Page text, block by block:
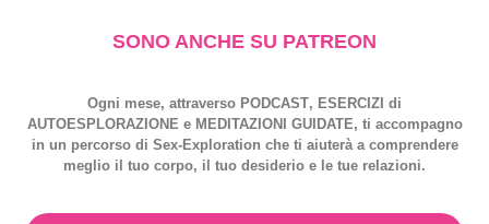
SONO ANCHE SU PATREON
Ogni mese, attraverso PODCAST, ESERCIZI di
AUTOESPLORAZIONE e MEDITAZIONI GUIDATE, ti accompagno
in un percorso di Sex-Exploration che ti aiuterà a comprendere
meglio il tuo corpo, il tuo desiderio e le tue relazioni.